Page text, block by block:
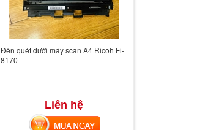
Đèn quét dưới máy scan A4 Ricoh Fi-
8170
Liên hệ
MUA NGAY